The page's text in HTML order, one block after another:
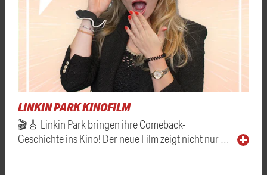
LINKIN PARK KINOFILM
🎬🎸 Linkin Park bringen ihre Comeback-
Geschichte ins Kino! Der neue Film zeigt nicht nur …